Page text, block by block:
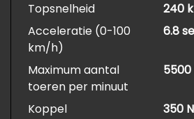
Topsnelheid
240
Acceleratie (0-100
km/h)
6.8
Maximum aantal
toeren per minuut
5500
Koppel
350